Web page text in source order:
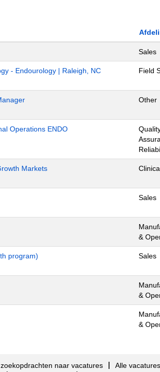
Sales
- Endourology | Raleigh, NC Field
Other
Operations ENDO
Markets
Sales
&
program) Sales
&
&
naar vacatures Alle